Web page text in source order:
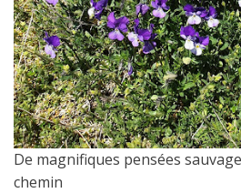
De magnifiques pensées
chemin